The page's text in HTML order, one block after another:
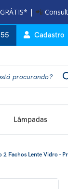
| 📲
Cadastro
Lâmpadas
Fachos Lente Vidro -